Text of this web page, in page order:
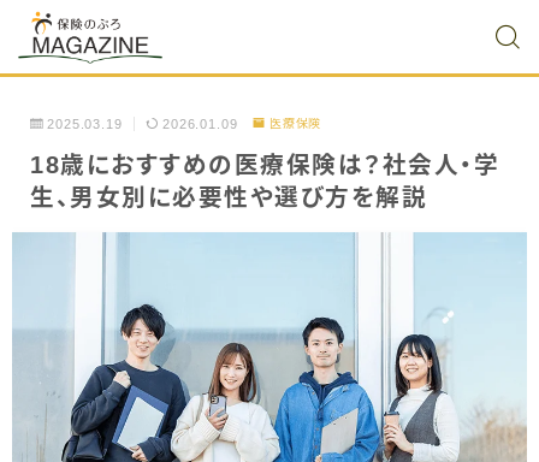
2025.03.19 2026.01.09 医療保険
18歳におすすめの医療保険は？社会人・学
生、男女別に必要性や選び方を解説